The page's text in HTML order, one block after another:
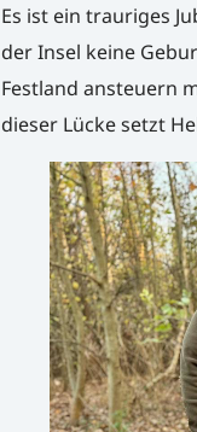
Es ist ein trauriges
der Insel keine
Festland ansteuern
dieser Lücke setzt